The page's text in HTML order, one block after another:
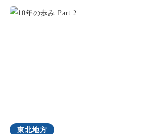
東北地方